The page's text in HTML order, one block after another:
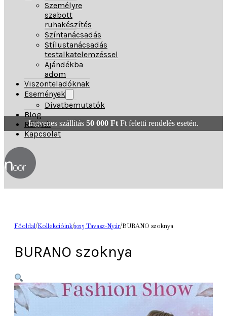
Személyre
szabott
ruhakészítés
Színtanácsadás
Stílustanácsadás
testalkatelemzéssel
Ajándékba
adom
Viszonteladóknak
Események
Divatbemutatók
Blog
Rólunk
Kapcsolat
Ingyenes szállítás 50 000 Ft Ft feletti rendelés esetén.
Főoldal/Kollekcióink/2025 Tavasz-Nyár/BURANO szoknya
BURANO szoknya